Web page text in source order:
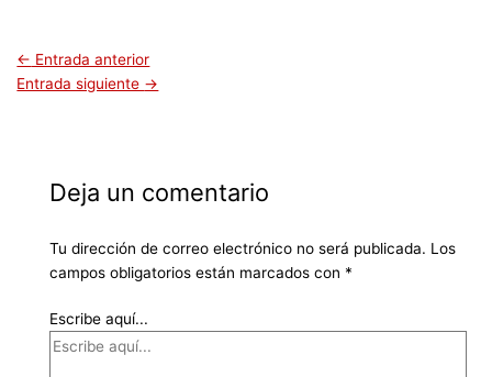
← Entrada anterior
Entrada siguiente →
Deja un comentario
Tu dirección de correo electrónico no será publicada. Los
campos obligatorios están marcados con *
Escribe aquí...